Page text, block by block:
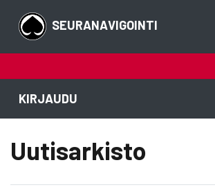
SEURANAVIGOINTI
KIRJAUDU
Uutisarkisto